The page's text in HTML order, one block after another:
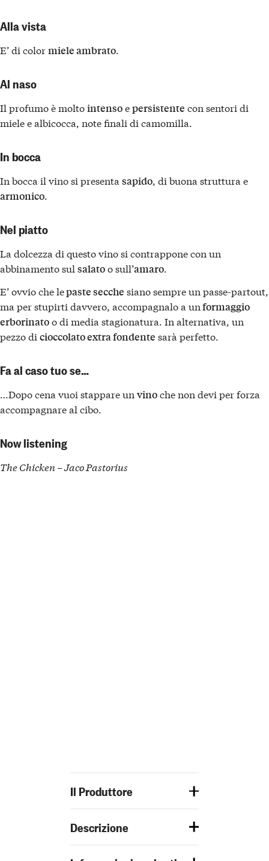
Alla vista
E’ di colormiele ambrato.
Al naso
Il profumo è moltointensoepersistente con sentori di
miele e albicocca, note finali di camomilla.
In bocca
In bocca il vino si presenta sapido, di buona struttura e
armonico.
Nel piatto
La dolcezza di questo vino si contrappone con un
abbinamento sul salatoo sull’amaro.
E’ ovvio che lepaste secche siano sempre un passe-partout,
ma per stupirti davvero, accompagnalo a unformaggio
erborinatoo di media stagionatura. In alternativa, un
pezzo di cioccolato extra fondente sarà perfetto.
Fa al caso tuo se…
…Dopo cena vuoi stappare un vinoche non devi per forza
accompagnare al cibo.
Now listening
The Chicken – Jaco Pastorius
Il Produttore
Descrizione